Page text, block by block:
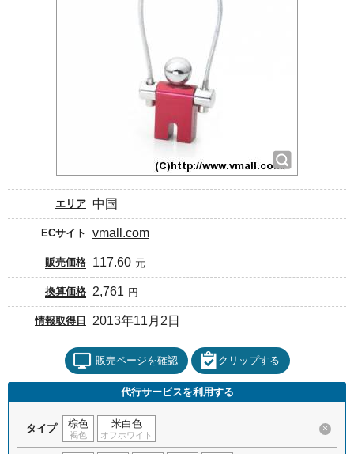
エリア 中国
ECサイト vmall.com
販売価格 117.60 元
換算価格 2,761 円
情報取得日 2013年11月2日
販売ページを確認 クリップする
代行サービスを利用する
タイプ 棕色
褐色
米白色
オフホワイト
×